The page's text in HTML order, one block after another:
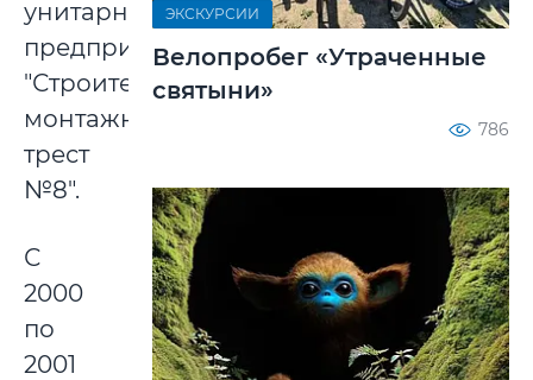
унитарного
предприятия
"Строительно-
монтажный
трест
№8".
С
2000
по
2001
ЭКСКУРСИИ
Велопробег «Утраченные
святыни»
786